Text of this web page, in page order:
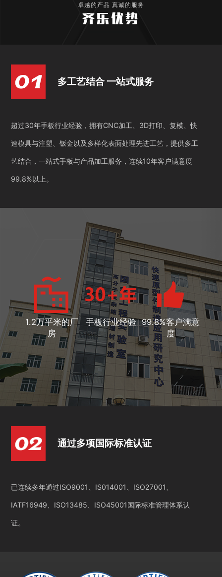
卓越的产品 真诚的服务
齐乐优势
多工艺结合 一站式服务
超过30年手板行业经验，拥有CNC加工、3D打印、复模、快
速模具与注塑、钣金以及多样化表面处理先进工艺，提供多工
艺结合，一站式手板与产品加工服务，连续10年客户满意度
99.8%以上。
1.2万平米的厂
房
手板行业经验 99.8%客户满意
度
通过多项国际标准认证
已连续多年通过ISO9001、IS014001、ISO27001、
IATF16949、ISO13485、ISO45001国际标准管理体系认
证。